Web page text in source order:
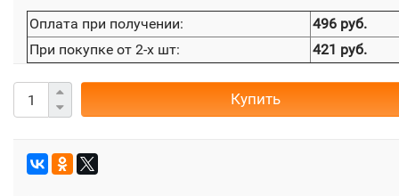
Оплата при получении:
496 руб.
При покупке от 2-х шт:
421 руб.
Купить